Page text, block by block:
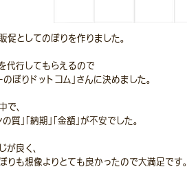
促としてのぼりを作りました。
代行してもらえるので
のぼりドットコム」さんに決めました。
で、
質」「納期」「金額」が不安でした。
が良く、
りも想像よりとても良かったので大満足です。